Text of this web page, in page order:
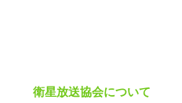
衛星放送協会について